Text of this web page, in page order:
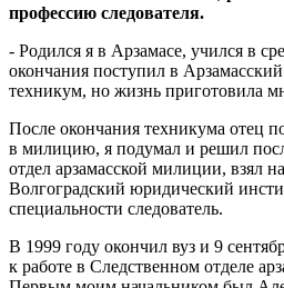
профессию следователя.
- Родился я в Арзамасе, учился в
окончания поступил в
техникум, но жизнь приготовила
После окончания техникума отец
в милицию, я подумал и решил
отдел арзамасской милиции, взял
Волгоградский юридический
специальности следователь.
В 1999 году окончил вуз и 9
к работе в Следственном отделе